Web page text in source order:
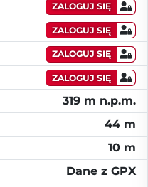
ZALOGUJ SIĘ
ZALOGUJ SIĘ
ZALOGUJ SIĘ
ZALOGUJ SIĘ
319 m n.p.m.
44 m
10 m
Dane z GPX